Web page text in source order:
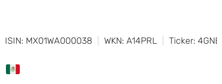
ISIN: MX01WA000038 WKN: A14PRL Ticker: 4GNB